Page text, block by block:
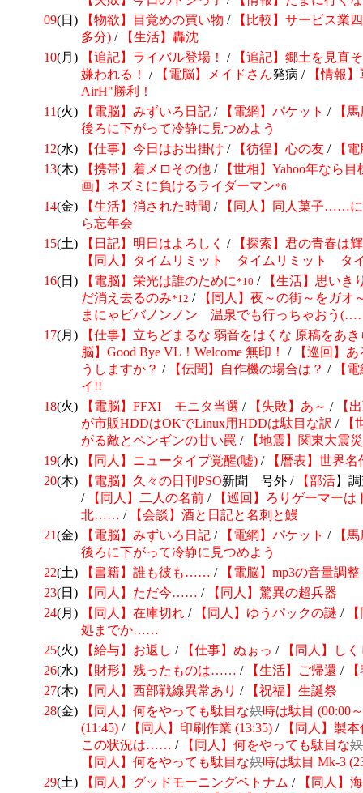
09(日) 【物欲】目覚めの買い物 /
【比較】サービス業
多分) /
【生活】轟沈
10(月) 【追記】ライバル登場！ /
【追記】郷土を見直
嫌われる！
/ 【電脳】 メイドさん発病 /
【情報
AirH"勝利！
11(火) 【電脳】みずいろ日記 / 【電網】パケット /
【
後ろに下がって冷静に見つめよう
12(水) 【仕事】今日はお出掛け / 【彷徨】心の友 /
【
13(木) 【携帯】着メロその他 /
【世相】Yahoo年なら
画】ネズミに負けるライダーマン*6
14(金) 【生活】消された時間 /
【同人】同人菓子……
ら忘年会
15(土) 【日記】 明日はよろしく /
【探索】君の青春は
【同人】タイムリミット タイムリミット タ
16(日) 【電脳】栄光は誰のために*10 /
【生活】思い
だ消え去るのみ*12 /
【同人】夜～の街～をガオ
まにゃビバノンノン 温泉でも行っちゃおう
17(月)
【仕事】立ちどまるな 弱音をはくな 原稿をあ
脳】Good Bye VL！Welcome 無印！
/
【巡回】
うしますか？ / 【伝聞】自作機の場合は？ /
【
イ!!
18(火) 【電脳】FFXI モニタ当選 / 【失敗】あ～ /
【
が市販HDDはOKでLinux用HDDは駄目な訳 /
【
がる敵とペンギンの甘い罠 /
【地震】関東大震
19(水) 【同人】ニュータイプ覚醒(嘘) / 【暦表】 世界名
20(木) 【電脳】久々の日刊 PSO新聞 号外 / 【部活】
/
【同人】 二人の名前 / 【巡回】ろりゲーマーは
北…… /
【会談】酒と日記と名刺と鰻
21(金) 【電脳】みずいろ日記 / 【電網】パケット /
【
後ろに下がって冷静に見つめよう
22(土) 【書籍】誰も彼も…… / 【電脳】mp3の音量調整
23(日) 【同人】ただ今…… /
【同人】驚異の超兵器
24(月) 【同人】在庫切れ / 【同人】ゆうパックの謎 /
処までか……
25(火) 【給与】お返し / 【仕事】ぬぉっ /
【同人】し
26(水) 【財形】残ったものは…… / 【生活】ご帰還 /
27(木) 【同人】西部戦線異常あり /
【祝福】生誕祭
28(金) 【同人】何をやっても駄目な奴時は駄目 (00:00
(11:45) / 【同人】印刷作業 (13:35) /
【同人】製
この状況は…… / 【同人】何をやっても駄目な奴
【同人】何をやっても駄目な奴時は駄目 Mk-3
29(土) 【同人】グッドモーニングベトナム /
【同人】